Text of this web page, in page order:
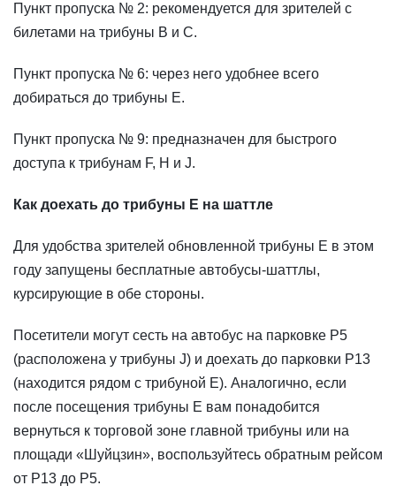
Пункт пропуска № 2: рекомендуется для зрителей с
билетами на трибуны B и C.
Пункт пропуска № 6: через него удобнее всего
добираться до трибуны E.
Пункт пропуска № 9: предназначен для быстрого
доступа к трибунам F, H и J.
Как доехать до трибуны E на шаттле
Для удобства зрителей обновленной трибуны E в этом
году запущены бесплатные автобусы-шаттлы,
курсирующие в обе стороны.
Посетители могут сесть на автобус на парковке P5
(расположена у трибуны J) и доехать до парковки P13
(находится рядом с трибуной E). Аналогично, если
после посещения трибуны E вам понадобится
вернуться к торговой зоне главной трибуны или на
площади «Шуйцзин», воспользуйтесь обратным рейсом
от P13 до P5.